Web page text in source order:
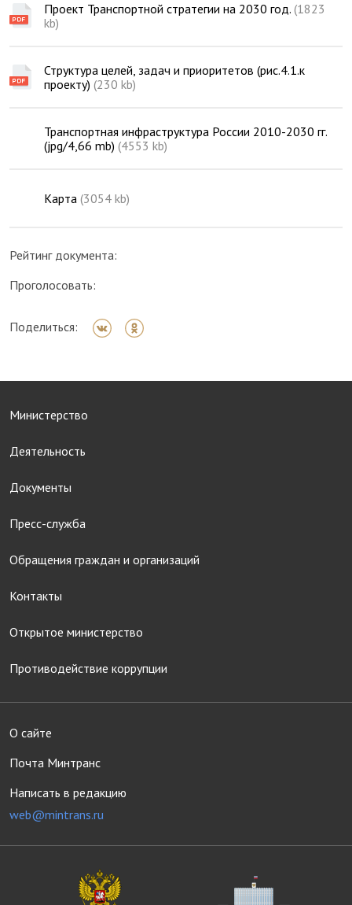
Проект Транспортной стратегии на 2030 год. (1823
kb)
Структура целей, задач и приоритетов (рис.4.1.к
проекту) (230 kb)
Транспортная инфраструктура России 2010-2030 гг.
(jpg/4,66 mb) (4553 kb)
Карта (3054 kb)
Рейтинг документа:
Проголосовать:
Поделиться:
Министерство
Деятельность
Документы
Пресс-служба
Обращения граждан и организаций
Контакты
Открытое министерство
Противодействие коррупции
О сайте
Почта Минтранс
Написать в редакцию
web@mintrans.ru